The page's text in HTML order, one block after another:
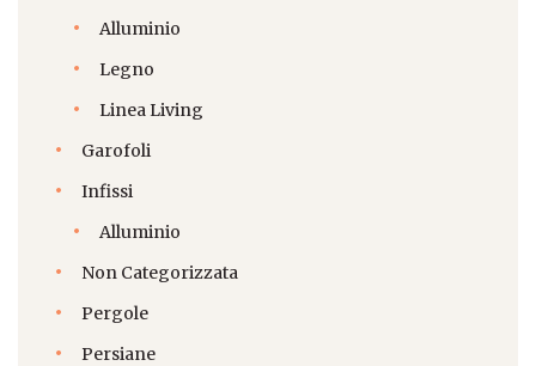
Alluminio
Legno
Linea Living
Garofoli
Infissi
Alluminio
Non Categorizzata
Pergole
Persiane